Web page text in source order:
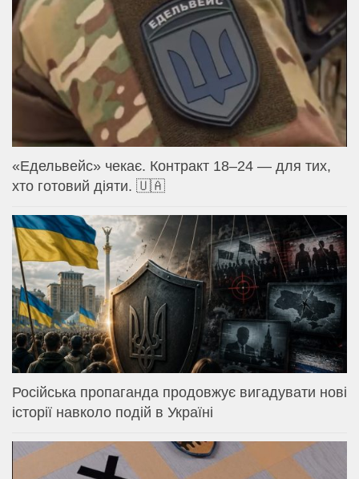
«Едельвейс» чекає. Контракт 18–24 — для тих,
хто готовий діяти. 🇺🇦
Російська пропаганда продовжує вигадувати нові
історії навколо подій в Україні